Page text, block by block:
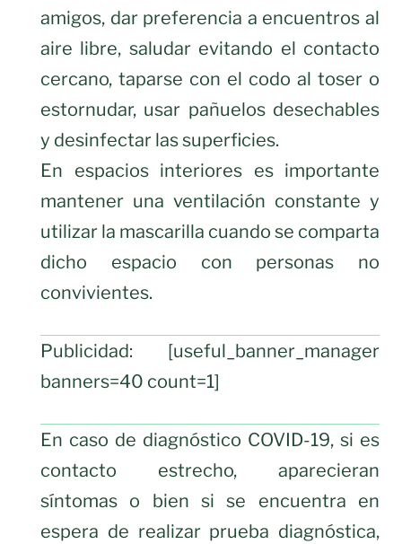
amigos, dar preferencia a encuentros al
aire libre, saludar evitando el contacto
cercano, taparse con el codo al toser o
estornudar, usar pañuelos desechables
y desinfectar las superficies.
En espacios interiores es importante
mantener una ventilación constante y
utilizar la mascarilla cuando se comparta
dicho espacio con personas no
convivientes.
Publicidad: [useful_banner_manager
banners=40 count=1]
En caso de diagnóstico COVID-19, si es
contacto estrecho, aparecieran
síntomas o bien si se encuentra en
espera de realizar prueba diagnóstica,